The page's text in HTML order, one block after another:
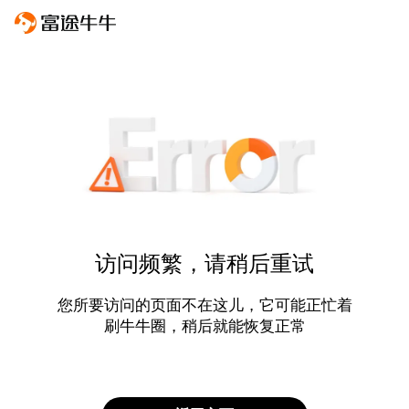
访问频繁，请稍后重试
您所要访问的页面不在这儿，它可能正忙着
刷牛牛圈，稍后就能恢复正常